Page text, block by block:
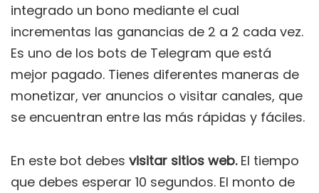
integrado un bono mediante el cual
incrementas las ganancias de 2 a 2 cada vez.
Es uno de los bots de Telegram que está
mejor pagado. Tienes diferentes maneras de
monetizar, ver anuncios o visitar canales, que
se encuentran entre las más rápidas y fáciles.
En este bot debes visitar sitios web.El tiempo
que debes esperar 10 segundos. El monto de